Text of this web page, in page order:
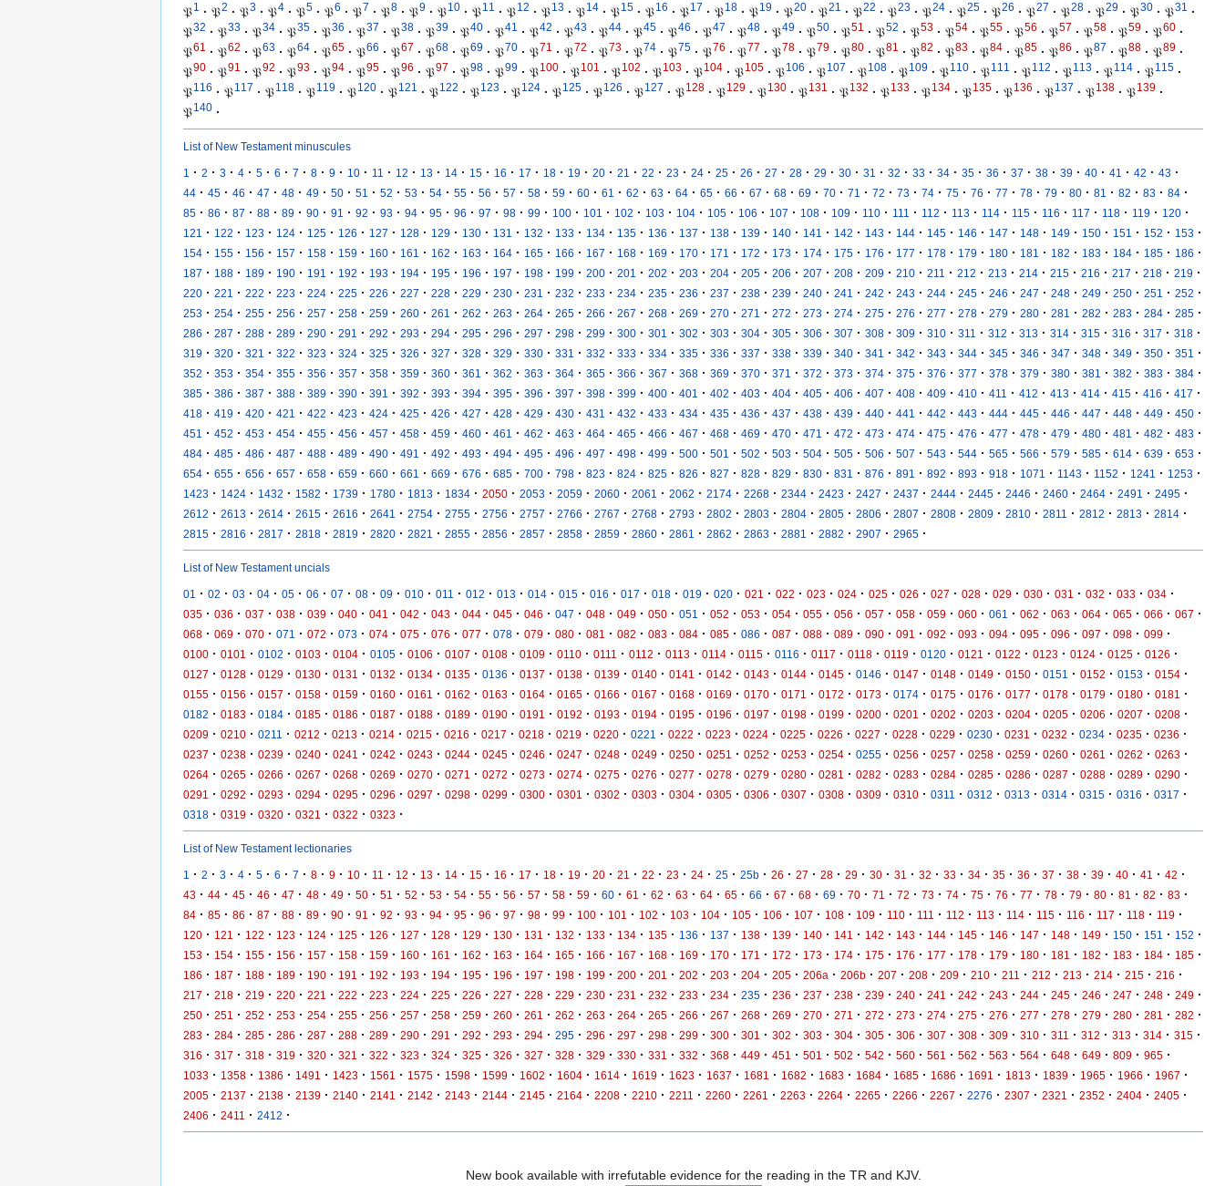
𝔓1 · 𝔓2 · 𝔓3 · 𝔓4 · 𝔓5 · 𝔓6 · 𝔓7 · 𝔓8 · 𝔓9 · 𝔓10 · 𝔓11 · 𝔓12 · 𝔓13 · 𝔓14 · 𝔓15 · 𝔓16 · 𝔓17 · 𝔓18 · 𝔓19 · 𝔓20 · 𝔓21 · 𝔓22 · 𝔓23 · 𝔓24 · 𝔓25 · 𝔓26 · 𝔓27 · 𝔓28 · 𝔓29 · 𝔓30 · 𝔓31
·
𝔓32 · 𝔓33 · 𝔓34 · 𝔓35 · 𝔓36 · 𝔓37 · 𝔓38 · 𝔓39 · 𝔓40 · 𝔓41 · 𝔓42 · 𝔓43 · 𝔓44 · 𝔓45 · 𝔓46 · 𝔓47 · 𝔓48 · 𝔓49 · 𝔓50 · 𝔓51 · 𝔓52 · 𝔓53 · 𝔓54 · 𝔓55 · 𝔓56 · 𝔓57 · 𝔓58 · 𝔓59 · 𝔓60 ·
𝔓61 · 𝔓62 · 𝔓63 · 𝔓64 · 𝔓65 · 𝔓66 · 𝔓67 · 𝔓68 · 𝔓69 · 𝔓70 · 𝔓71 · 𝔓72 · 𝔓73 · 𝔓74 · 𝔓75 · 𝔓76 · 𝔓77 · 𝔓78 · 𝔓79 · 𝔓80 · 𝔓81 · 𝔓82 · 𝔓83 · 𝔓84 · 𝔓85 · 𝔓86 · 𝔓87 · 𝔓88 · 𝔓89 ·
𝔓90 · 𝔓91 · 𝔓92 · 𝔓93 · 𝔓94 · 𝔓95 · 𝔓96 · 𝔓97 · 𝔓98 · 𝔓99 · 𝔓100 · 𝔓101 · 𝔓102 · 𝔓103 · 𝔓104 · 𝔓105 · 𝔓106 · 𝔓107 · 𝔓108 · 𝔓109 · 𝔓110 · 𝔓111 · 𝔓112 · 𝔓113 · 𝔓114 · 𝔓115 ·
𝔓116 · 𝔓117 · 𝔓118 · 𝔓119 · 𝔓120 · 𝔓121 · 𝔓122 · 𝔓123 · 𝔓124 · 𝔓125 · 𝔓126 · 𝔓127 · 𝔓128 · 𝔓129 · 𝔓130 · 𝔓131 · 𝔓132 · 𝔓133 · 𝔓134 · 𝔓135 · 𝔓136 · 𝔓137 · 𝔓138 · 𝔓139 ·
𝔓140 ·
List of New Testament minuscules
1 · 2 · 3 · 4 · 5 · 6 · 7 · 8 · 9 · 10 · 11 · 12 · 13 · 14 · 15 · 16 · 17 · 18 · 19 · 20 · 21 · 22 · 23 · 24 · 25 · 26 · 27 · 28 · 29 · 30 · 31 · 32 · 33 · 34 · 35 · 36 · 37 · 38 · 39 · 40 · 41 · 42 · 43 ·
44 · 45 · 46 · 47 · 48 · 49 · 50 · 51 · 52 · 53 · 54 · 55 · 56 · 57 · 58 · 59 · 60 · 61 · 62 · 63 · 64 · 65 · 66 · 67 · 68 · 69 · 70 · 71 · 72 · 73 · 74 · 75 · 76 · 77 · 78 · 79 · 80 · 81 · 82 · 83 · 84 ·
85 · 86 · 87 · 88 · 89 · 90 · 91 · 92 · 93 · 94 · 95 · 96 · 97 · 98 · 99 · 100 · 101 · 102 · 103 · 104 · 105 · 106 · 107 · 108 · 109 · 110 · 111 · 112 · 113 · 114 · 115 · 116 · 117 · 118 · 119 · 120 ·
121 · 122 · 123 · 124 · 125 · 126 · 127 · 128 · 129 · 130 · 131 · 132 · 133 · 134 · 135 · 136 · 137 · 138 · 139 · 140 · 141 · 142 · 143 · 144 · 145 · 146 · 147 · 148 · 149 · 150 · 151 · 152 · 153 ·
154 · 155 · 156 · 157 · 158 · 159 · 160 · 161 · 162 · 163 · 164 · 165 · 166 · 167 · 168 · 169 · 170 · 171 · 172 · 173 · 174 · 175 · 176 · 177 · 178 · 179 · 180 · 181 · 182 · 183 · 184 · 185 · 186 ·
187 · 188 · 189 · 190 · 191 · 192 · 193 · 194 · 195 · 196 · 197 · 198 · 199 · 200 · 201 · 202 · 203 · 204 · 205 · 206 · 207 · 208 · 209 · 210 · 211 · 212 · 213 · 214 · 215 · 216 · 217 · 218 · 219 ·
220 · 221 · 222 · 223 · 224 · 225 · 226 · 227 · 228 · 229 · 230 · 231 · 232 · 233 · 234 · 235 · 236 · 237 · 238 · 239 · 240 · 241 · 242 · 243 · 244 · 245 · 246 · 247 · 248 · 249 · 250 · 251 · 252 ·
253 · 254 · 255 · 256 · 257 · 258 · 259 · 260 · 261 · 262 · 263 · 264 · 265 · 266 · 267 · 268 · 269 · 270 · 271 · 272 · 273 · 274 · 275 · 276 · 277 · 278 · 279 · 280 · 281 · 282 · 283 · 284 · 285 ·
286 · 287 · 288 · 289 · 290 · 291 · 292 · 293 · 294 · 295 · 296 · 297 · 298 · 299 · 300 · 301 · 302 · 303 · 304 · 305 · 306 · 307 · 308 · 309 · 310 · 311 · 312 · 313 · 314 · 315 · 316 · 317 · 318 ·
319 · 320 · 321 · 322 · 323 · 324 · 325 · 326 · 327 · 328 · 329 · 330 · 331 · 332 · 333 · 334 · 335 · 336 · 337 · 338 · 339 · 340 · 341 · 342 · 343 · 344 · 345 · 346 · 347 · 348 · 349 · 350 · 351 ·
352 · 353 · 354 · 355 · 356 · 357 · 358 · 359 · 360 · 361 · 362 · 363 · 364 · 365 · 366 · 367 · 368 · 369 · 370 · 371 · 372 · 373 · 374 · 375 · 376 · 377 · 378 · 379 · 380 · 381 · 382 · 383 · 384 ·
385 · 386 · 387 · 388 · 389 · 390 · 391 · 392 · 393 · 394 · 395 · 396 · 397 · 398 · 399 · 400 · 401 · 402 · 403 · 404 · 405 · 406 · 407 · 408 · 409 · 410 · 411 · 412 · 413 · 414 · 415 · 416 · 417 ·
418 · 419 · 420 · 421 · 422 · 423 · 424 · 425 · 426 · 427 · 428 · 429 · 430 · 431 · 432 · 433 · 434 · 435 · 436 · 437 · 438 · 439 · 440 · 441 · 442 · 443 · 444 · 445 · 446 · 447 · 448 · 449 · 450 ·
451 · 452 · 453 · 454 · 455 · 456 · 457 · 458 · 459 · 460 · 461 · 462 · 463 · 464 · 465 · 466 · 467 · 468 · 469 · 470 · 471 · 472 · 473 · 474 · 475 · 476 · 477 · 478 · 479 · 480 · 481 · 482 · 483 ·
484 · 485 · 486 · 487 · 488 · 489 · 490 · 491 · 492 · 493 · 494 · 495 · 496 · 497 · 498 · 499 · 500 · 501 · 502 · 503 · 504 · 505 · 506 · 507 · 543 · 544 · 565 · 566 · 579 · 585 · 614 · 639 · 653 ·
654 · 655 · 656 · 657 · 658 · 659 · 660 · 661 · 669 · 676 · 685 · 700 · 798 · 823 · 824 · 825 · 826 · 827 · 828 · 829 · 830 · 831 · 876 · 891 · 892 · 893 · 918 · 1071 · 1143 · 1152 · 1241 · 1253 ·
1423 · 1424 · 1432 · 1582 · 1739 · 1780 · 1813 · 1834 · 2050 · 2053 · 2059 · 2060 · 2061 · 2062 · 2174 · 2268 · 2344 · 2423 · 2427 · 2437 · 2444 · 2445 · 2446 · 2460 · 2464 · 2491 · 2495 ·
2612 · 2613 · 2614 · 2615 · 2616 · 2641 · 2754 · 2755 · 2756 · 2757 · 2766 · 2767 · 2768 · 2793 · 2802 · 2803 · 2804 · 2805 · 2806 · 2807 · 2808 · 2809 · 2810 · 2811 · 2812 · 2813 · 2814 ·
2815 · 2816 · 2817 · 2818 · 2819 · 2820 · 2821 · 2855 · 2856 · 2857 · 2858 · 2859 · 2860 · 2861 · 2862 · 2863 · 2881 · 2882 · 2907 · 2965 ·
List of New Testament uncials
01 · 02 · 03 · 04 · 05 · 06 · 07 · 08 · 09 · 010 · 011 · 012 · 013 · 014 · 015 · 016 · 017 · 018 · 019 · 020 · 021 · 022 · 023 · 024 · 025 · 026 · 027 · 028 · 029 · 030 · 031 · 032 · 033 · 034 ·
035 · 036 · 037 · 038 · 039 · 040 · 041 · 042 · 043 · 044 · 045 · 046 · 047 · 048 · 049 · 050 · 051 · 052 · 053 · 054 · 055 · 056 · 057 · 058 · 059 · 060 · 061 · 062 · 063 · 064 · 065 · 066 · 067 ·
068 · 069 · 070 · 071 · 072 · 073 · 074 · 075 · 076 · 077 · 078 · 079 · 080 · 081 · 082 · 083 · 084 · 085 · 086 · 087 · 088 · 089 · 090 · 091 · 092 · 093 · 094 · 095 · 096 · 097 · 098 · 099 ·
0100 · 0101 · 0102 · 0103 · 0104 · 0105 · 0106 · 0107 · 0108 · 0109 · 0110 · 0111 · 0112 · 0113 · 0114 · 0115 · 0116 · 0117 · 0118 · 0119 · 0120 · 0121 · 0122 · 0123 · 0124 · 0125 · 0126 ·
0127 · 0128 · 0129 · 0130 · 0131 · 0132 · 0134 · 0135 · 0136 · 0137 · 0138 · 0139 · 0140 · 0141 · 0142 · 0143 · 0144 · 0145 · 0146 · 0147 · 0148 · 0149 · 0150 · 0151 · 0152 · 0153 · 0154 ·
0155 · 0156 · 0157 · 0158 · 0159 · 0160 · 0161 · 0162 · 0163 · 0164 · 0165 · 0166 · 0167 · 0168 · 0169 · 0170 · 0171 · 0172 · 0173 · 0174 · 0175 · 0176 · 0177 · 0178 · 0179 · 0180 · 0181 ·
0182 · 0183 · 0184 · 0185 · 0186 · 0187 · 0188 · 0189 · 0190 · 0191 · 0192 · 0193 · 0194 · 0195 · 0196 · 0197 · 0198 · 0199 · 0200 · 0201 · 0202 · 0203 · 0204 · 0205 · 0206 · 0207 · 0208 ·
0209 · 0210 · 0211 · 0212 · 0213 · 0214 · 0215 · 0216 · 0217 · 0218 · 0219 · 0220 · 0221 · 0222 · 0223 · 0224 · 0225 · 0226 · 0227 · 0228 · 0229 · 0230 · 0231 · 0232 · 0234 · 0235 · 0236 ·
0237 · 0238 · 0239 · 0240 · 0241 · 0242 · 0243 · 0244 · 0245 · 0246 · 0247 · 0248 · 0249 · 0250 · 0251 · 0252 · 0253 · 0254 · 0255 · 0256 · 0257 · 0258 · 0259 · 0260 · 0261 · 0262 · 0263 ·
0264 · 0265 · 0266 · 0267 · 0268 · 0269 · 0270 · 0271 · 0272 · 0273 · 0274 · 0275 · 0276 · 0277 · 0278 · 0279 · 0280 · 0281 · 0282 · 0283 · 0284 · 0285 · 0286 · 0287 · 0288 · 0289 · 0290 ·
0291 · 0292 · 0293 · 0294 · 0295 · 0296 · 0297 · 0298 · 0299 · 0300 · 0301 · 0302 · 0303 · 0304 · 0305 · 0306 · 0307 · 0308 · 0309 · 0310 · 0311 · 0312 · 0313 · 0314 · 0315 · 0316 · 0317 ·
0318 · 0319 · 0320 · 0321 · 0322 · 0323 ·
List of New Testament lectionaries
1 · 2 · 3 · 4 · 5 · 6 · 7 · 8 · 9 · 10 · 11 · 12 · 13 · 14 · 15 · 16 · 17 · 18 · 19 · 20 · 21 · 22 · 23 · 24 · 25 · 25b · 26 · 27 · 28 · 29 · 30 · 31 · 32 · 33 · 34 · 35 · 36 · 37 · 38 · 39 · 40 · 41 · 42 ·
43 · 44 · 45 · 46 · 47 · 48 · 49 · 50 · 51 · 52 · 53 · 54 · 55 · 56 · 57 · 58 · 59 · 60 · 61 · 62 · 63 · 64 · 65 · 66 · 67 · 68 · 69 · 70 · 71 · 72 · 73 · 74 · 75 · 76 · 77 · 78 · 79 · 80 · 81 · 82 · 83 ·
84 · 85 · 86 · 87 · 88 · 89 · 90 · 91 · 92 · 93 · 94 · 95 · 96 · 97 · 98 · 99 · 100 · 101 · 102 · 103 · 104 · 105 · 106 · 107 · 108 · 109 · 110 · 111 · 112 · 113 · 114 · 115 · 116 · 117 · 118 · 119 ·
120 · 121 · 122 · 123 · 124 · 125 · 126 · 127 · 128 · 129 · 130 · 131 · 132 · 133 · 134 · 135 · 136 · 137 · 138 · 139 · 140 · 141 · 142 · 143 · 144 · 145 · 146 · 147 · 148 · 149 · 150 · 151 · 152 ·
153 · 154 · 155 · 156 · 157 · 158 · 159 · 160 · 161 · 162 · 163 · 164 · 165 · 166 · 167 · 168 · 169 · 170 · 171 · 172 · 173 · 174 · 175 · 176 · 177 · 178 · 179 · 180 · 181 · 182 · 183 · 184 · 185 ·
186 · 187 · 188 · 189 · 190 · 191 · 192 · 193 · 194 · 195 · 196 · 197 · 198 · 199 · 200 · 201 · 202 · 203 · 204 · 205 · 206a · 206b · 207 · 208 · 209 · 210 · 211 · 212 · 213 · 214 · 215 · 216 ·
217 · 218 · 219 · 220 · 221 · 222 · 223 · 224 · 225 · 226 · 227 · 228 · 229 · 230 · 231 · 232 · 233 · 234 · 235 · 236 · 237 · 238 · 239 · 240 · 241 · 242 · 243 · 244 · 245 · 246 · 247 · 248 · 249 ·
250 · 251 · 252 · 253 · 254 · 255 · 256 · 257 · 258 · 259 · 260 · 261 · 262 · 263 · 264 · 265 · 266 · 267 · 268 · 269 · 270 · 271 · 272 · 273 · 274 · 275 · 276 · 277 · 278 · 279 · 280 · 281 · 282 ·
283 · 284 · 285 · 286 · 287 · 288 · 289 · 290 · 291 · 292 · 293 · 294 · 295 · 296 · 297 · 298 · 299 · 300 · 301 · 302 · 303 · 304 · 305 · 306 · 307 · 308 · 309 · 310 · 311 · 312 · 313 · 314 · 315 ·
316 · 317 · 318 · 319 · 320 · 321 · 322 · 323 · 324 · 325 · 326 · 327 · 328 · 329 · 330 · 331 · 332 · 368 · 449 · 451 · 501 · 502 · 542 · 560 · 561 · 562 · 563 · 564 · 648 · 649 · 809 · 965 ·
1033 · 1358 · 1386 · 1491 · 1423 · 1561 · 1575 · 1598 · 1599 · 1602 · 1604 · 1614 · 1619 · 1623 · 1637 · 1681 · 1682 · 1683 · 1684 · 1685 · 1686 · 1691 · 1813 · 1839 · 1965 · 1966 · 1967 ·
2005 · 2137 · 2138 · 2139 · 2140 · 2141 · 2142 · 2143 · 2144 · 2145 · 2164 · 2208 · 2210 · 2211 · 2260 · 2261 · 2263 · 2264 · 2265 · 2266 · 2267 · 2276 · 2307 · 2321 · 2352 · 2404 · 2405 ·
2406 · 2411 · 2412 ·
New book available with irrefutable evidence for the reading in the TR and KJV.